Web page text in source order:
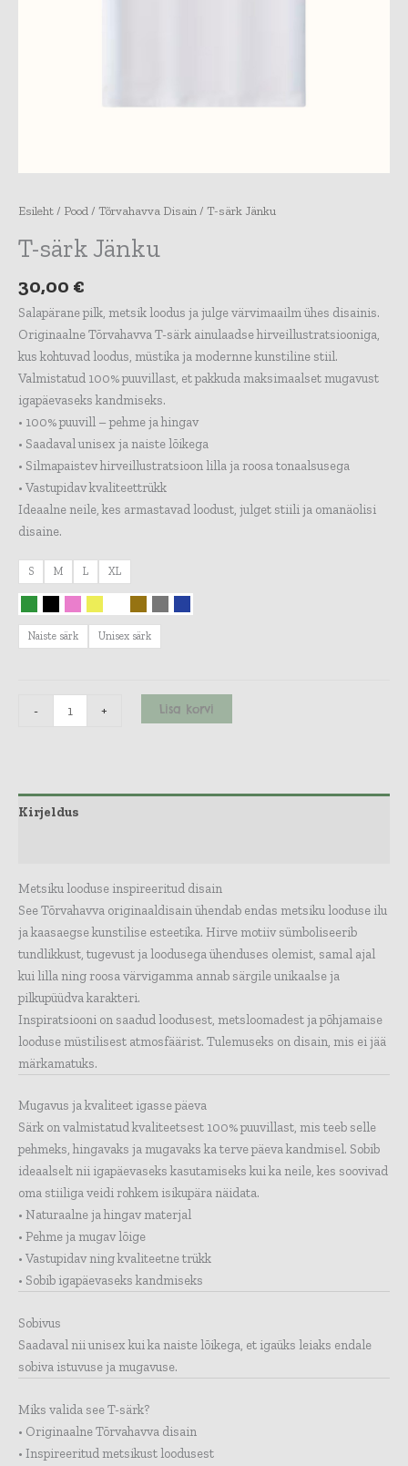
Esileht/ Pood/ Tõrvahavva Disain/ T-särk Jänku
T-särk Jänku
30,00 €
Salapärane pilk, metsik loodus ja julge värvimaailm ühes disainis.
Originaalne Tõrvahavva T-särk ainulaadse hirveillustratsiooniga,
kus kohtuvad loodus, müstika ja modernne kunstiline stiil.
Valmistatud 100% puuvillast, et pakkuda maksimaalset mugavust
igapäevaseks kandmiseks.
• 100% puuvill – pehme ja hingav
• Saadaval unisex ja naiste lõikega
• Silmapaistev hirveillustratsioon lilla ja roosa tonaalsusega
• Vastupidav kvaliteettrükk
Ideaalne neile, kes armastavad loodust, julget stiili ja omanäolisi
disaine.
S M L XL
Naiste särk Unisex särk
- + Lisa korvi
Kirjeldus
Metsiku looduse inspireeritud disain
See Tõrvahavva originaaldisain ühendab endas metsiku looduse ilu
ja kaasaegse kunstilise esteetika. Hirve motiiv sümboliseerib
tundlikkust, tugevust ja loodusega ühenduses olemist, samal ajal
kui lilla ning roosa värvigamma annab särgile unikaalse ja
pilkupüüdva karakteri.
Inspiratsiooni on saadud loodusest, metsloomadest ja põhjamaise
looduse müstilisest atmosfäärist. Tulemuseks on disain, mis ei jää
märkamatuks.
Mugavus ja kvaliteet igasse päeva
Särk on valmistatud kvaliteetsest 100% puuvillast, mis teeb selle
pehmeks, hingavaks ja mugavaks ka terve päeva kandmisel. Sobib
ideaalselt nii igapäevaseks kasutamiseks kui ka neile, kes soovivad
oma stiiliga veidi rohkem isikupära näidata.
• Naturaalne ja hingav materjal
• Pehme ja mugav lõige
• Vastupidav ning kvaliteetne trükk
• Sobib igapäevaseks kandmiseks
Sobivus
Saadaval nii unisex kui ka naiste lõikega, et igaüks leiaks endale
sobiva istuvuse ja mugavuse.
Miks valida see T-särk?
• Originaalne Tõrvahavva disain
• Inspireeritud metsikust loodusest